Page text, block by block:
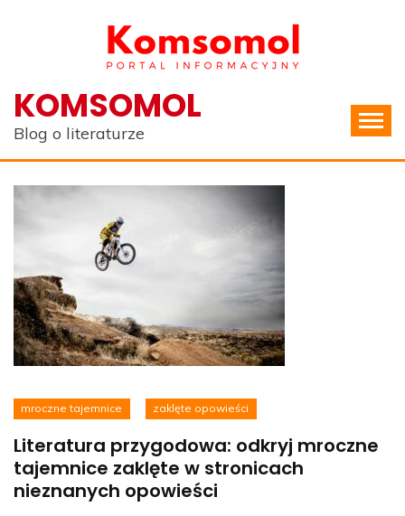
KOMSOMOL
Blog o literaturze
mroczne tajemnice zaklęte opowieści
Literatura przygodowa: odkryj mroczne
tajemnice zaklęte w stronicach
nieznanych opowieści